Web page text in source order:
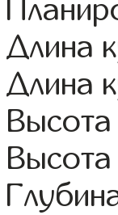
Длина
Длина
Высота